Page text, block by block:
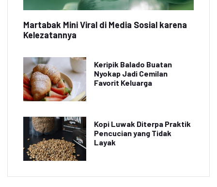
Martabak Mini Viral di Media Sosial karena
Kelezatannya
Keripik Balado Buatan
Nyokap Jadi Cemilan
Favorit Keluarga
Kopi Luwak Diterpa Praktik
Pencucian yang Tidak
Layak